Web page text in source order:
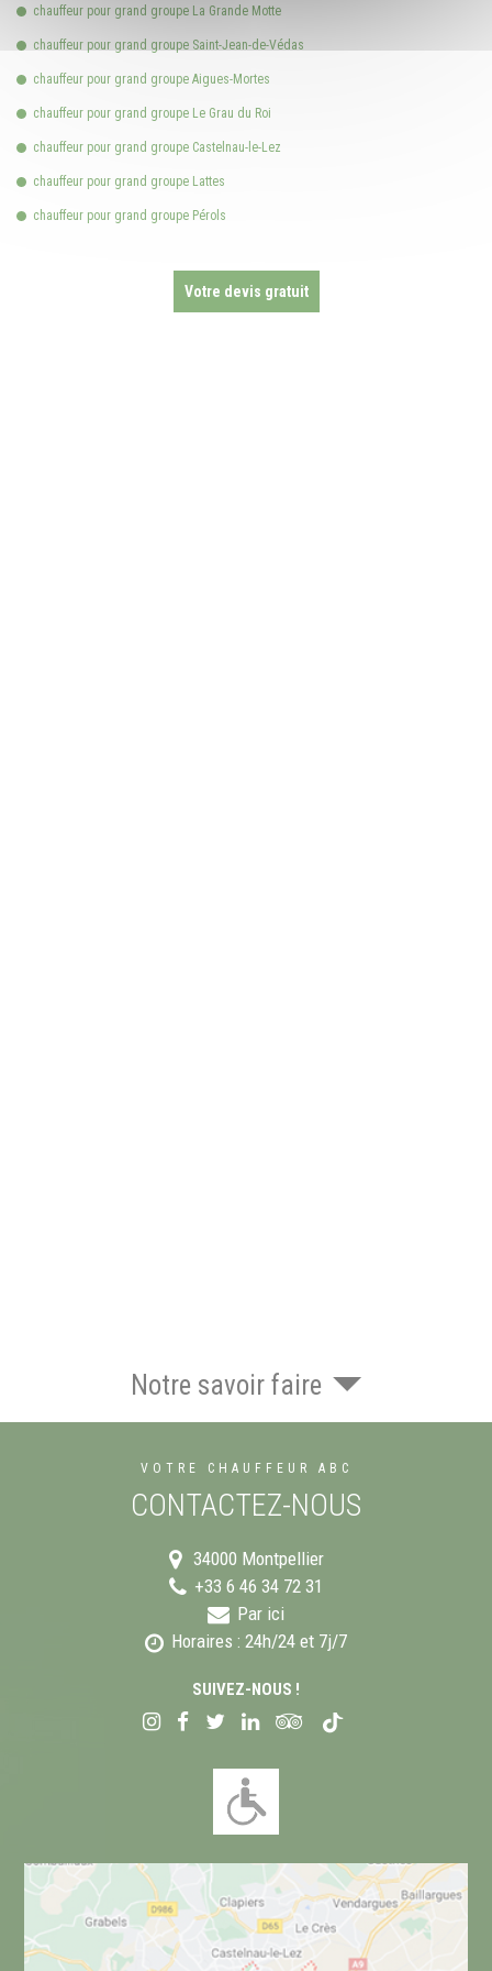
chauffeur pour grand groupe La Grande Motte
chauffeur pour grand groupe Saint-Jean-de-Védas
chauffeur pour grand groupe Aigues-Mortes
chauffeur pour grand groupe Le Grau du Roi
chauffeur pour grand groupe Castelnau-le-Lez
chauffeur pour grand groupe Lattes
chauffeur pour grand groupe Pérols
Votre devis gratuit
Notre savoir faire
VOTRE CHAUFFEUR ABC
CONTACTEZ-NOUS
34000 Montpellier
+33 6 46 34 72 31
Par ici
Horaires : 24h/24 et 7j/7
SUIVEZ-NOUS !